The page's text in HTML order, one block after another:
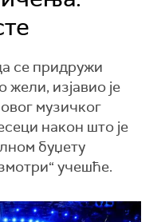
се придружи
жели, изјавио је
музичког
након што је
буџету
учешће.